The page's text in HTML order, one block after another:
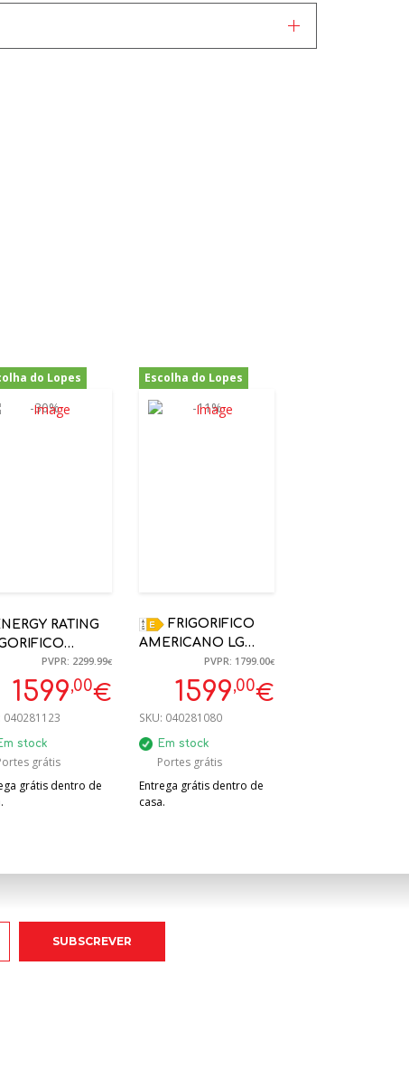
do Lopes
-30%
LG
PRETO
FROST 628L WIFI
PVPR: 2299.99€
1599,00€
040281123
stock
grátis
grátis dentro de
Escolha do Lopes
-11%
FRIGORIFICO
AMERICANO LG
GSXV91MBAE
AMERICANO 635L E
913*1790*735 MM.
METAL SORBET
PVPR: 1799.00€
1599,00€
SKU: 040281080
Em stock
Portes grátis
Entrega grátis dentro de
casa.